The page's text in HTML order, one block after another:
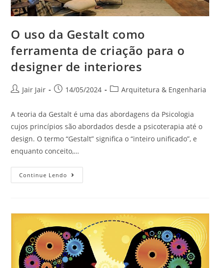
O uso da Gestalt como
ferramenta de criação para o
designer de interiores
Jair Jair 14/05/2024 Arquitetura & Engenharia
A teoria da Gestalt é uma das abordagens da Psicologia
cujos princípios são abordados desde a psicoterapia até o
design. O termo “Gestalt” significa o “inteiro unificado”, e
enquanto conceito,…
Continue Lendo